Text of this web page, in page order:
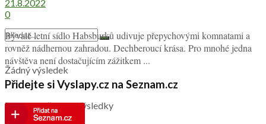
Žádný výsledek
Zobrazit všechny výsledky
21.8.2022
0
Bývalé letní sídlo Habsburků udivuje přepychovými komnatami a
rovněž nádhernou zahradou. Dechberoucí krása. Pro mnohé jedna
návštěva není dostačujícím zážitkem ...
Přidejte si Vyslapy.cz na Seznam.cz